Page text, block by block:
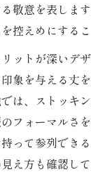
敬意を表しま
控えめにするこ
ットが深いデ
象を与える丈
は、ストッキ
フォーマルさ
って参列でき
え方も確認し